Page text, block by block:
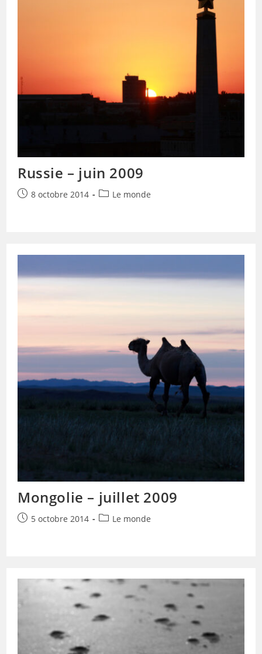
Russie – juin 2009
Publication
8 octobre 2014
PostLe monde
Mongolie – juillet 2009
Publication
5 octobre 2014
PostLe monde